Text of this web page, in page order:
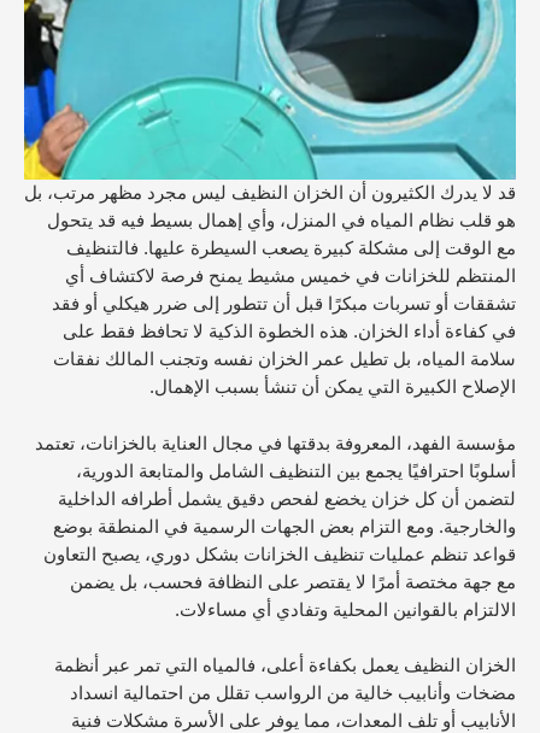
قد لا يدرك الكثيرون أن الخزان النظيف ليس مجرد مظهر مرتب، بل
هو قلب نظام المياه في المنزل، وأي إهمال بسيط فيه قد يتحول
مع الوقت إلى مشكلة كبيرة يصعب السيطرة عليها. فالتنظيف
المنتظم للخزانات في خميس مشيط يمنح فرصة لاكتشاف أي
تشققات أو تسربات مبكرًا قبل أن تتطور إلى ضرر هيكلي أو فقد
في كفاءة أداء الخزان. هذه الخطوة الذكية لا تحافظ فقط على
سلامة المياه، بل تطيل عمر الخزان نفسه وتجنب المالك نفقات
الإصلاح الكبيرة التي يمكن أن تنشأ بسبب الإهمال.
مؤسسة الفهد، المعروفة بدقتها في مجال العناية بالخزانات، تعتمد
أسلوبًا احترافيًا يجمع بين التنظيف الشامل والمتابعة الدورية،
لتضمن أن كل خزان يخضع لفحص دقيق يشمل أطرافه الداخلية
والخارجية. ومع التزام بعض الجهات الرسمية في المنطقة بوضع
قواعد تنظم عمليات تنظيف الخزانات بشكل دوري، يصبح التعاون
مع جهة مختصة أمرًا لا يقتصر على النظافة فحسب، بل يضمن
الالتزام بالقوانين المحلية وتفادي أي مساءلات.
الخزان النظيف يعمل بكفاءة أعلى، فالمياه التي تمر عبر أنظمة
مضخات وأنابيب خالية من الرواسب تقلل من احتمالية انسداد
الأنابيب أو تلف المعدات، مما يوفر على الأسرة مشكلات فنية